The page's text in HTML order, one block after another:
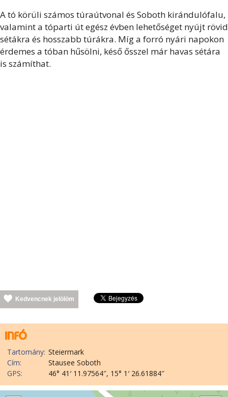
A tó körüli számos túraútvonal és Soboth kirándulófalu,
valamint a tóparti út egész évben lehetőséget nyújt rövid
sétákra és hosszabb túrákra. Míg a forró nyári napokon
érdemes a tóban hűsölni, késő ősszel már havas sétára
is számíthat.
Kedvencnek jelölöm
Tartomány: Steiermark
Cím:
Stausee Soboth
GPS:
46° 41′ 11.97564″, 15° 1′ 26.61884″